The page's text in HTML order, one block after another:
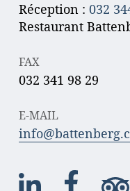
Réception : 032
Restaurant
FAX
032 341 98 29
E-MAIL